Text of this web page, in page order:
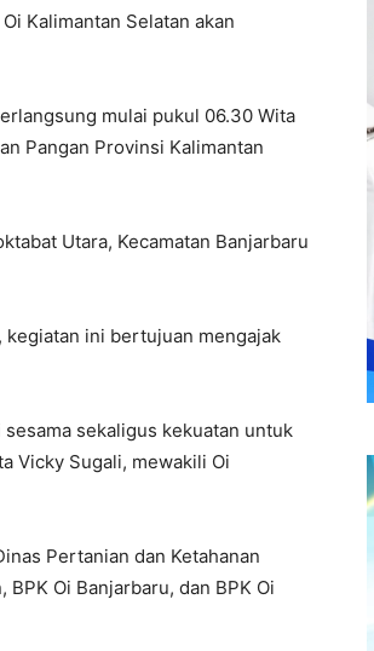
Kalimantan Selatan akan
mulai pukul 06.30 Wita
Pangan Provinsi Kalimantan
Utara, Kecamatan Banjarbaru
kegiatan ini bertujuan mengajak
sekaligus kekuatan untuk
Vicky Sugali, mewakili Oi
Pertanian dan Ketahanan
Oi Banjarbaru, dan BPK Oi